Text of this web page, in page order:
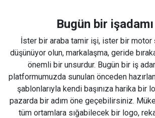
Bugün bir
İster bir araba tamir işi, ister bir motor
düşünüyor olun, markalaşma, geride
önemli bir unsurdur. Bugün bir iş
platformumuzda sunulan önceden
şablonlarıyla kendi başınıza harika bir
pazarda bir adım öne geçebilirsiniz.
tüm ortamlara sığabilecek bir logo,